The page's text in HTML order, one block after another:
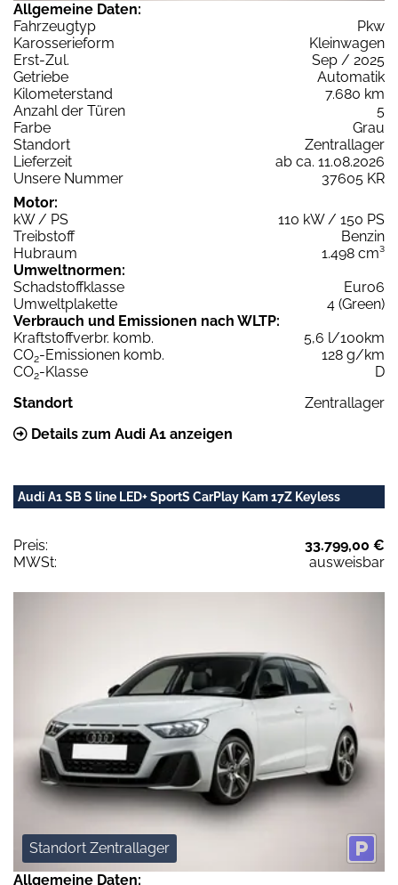
Allgemeine Daten:
Fahrzeugtyp
Pkw
Karosserieform
Kleinwagen
Erst-Zul.
Sep / 2025
Getriebe
Automatik
Kilometerstand
7.680 km
Anzahl der Türen
5
Farbe
Grau
Standort
Zentrallager
Lieferzeit
ab ca. 11.08.2026
Unsere Nummer
37605 KR
Motor:
kW / PS
110 kW / 150 PS
Treibstoff
Benzin
Hubraum
1.498 cm³
Umweltnormen:
Schadstoffklasse
Euro6
Umweltplakette
4 (Green)
Verbrauch und Emissionen nach WLTP:
Kraftstoffverbr. komb.
5,6 l/100km
CO2-Emissionen komb.
128 g/km
CO2-Klasse
D
Standort
Zentrallager
Details zum Audi A1 anzeigen
Audi A1 SB S line LED+ SportS CarPlay Kam 17Z Keyless
Preis:
33.799,00 €
MWSt:
ausweisbar
Standort Zentrallager
Allgemeine Daten: